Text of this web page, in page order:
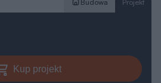
Budowa Projekt
Kup projekt